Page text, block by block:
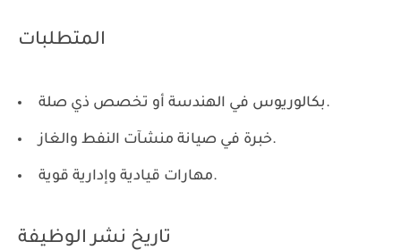
المتطلبات
بكالوريوس في الهندسة أو تخصص ذي صلة.
خبرة في صيانة منشآت النفط والغاز.
مهارات قيادية وإدارية قوية.
تاريخ نشر الوظيفة